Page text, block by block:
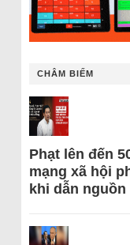
CHÂM BIẾM
Phạt lên đến
mạng xã hội
khi dẫn